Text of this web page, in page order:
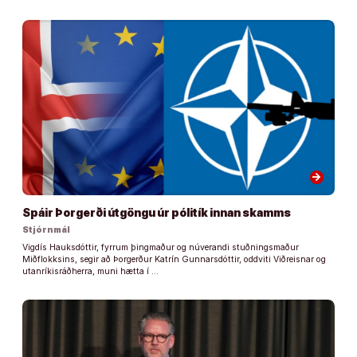
arrow_forward
Spáir Þorgerði útgöngu úr pólitík innan skamms
Stjórnmál
Vigdís Hauksdóttir, fyrrum þingmaður og núverandi stuðningsmaður
Miðflokksins, segir að Þorgerður Katrín Gunnarsdóttir, oddviti Viðreisnar og
utanríkisráðherra, muni hætta í …